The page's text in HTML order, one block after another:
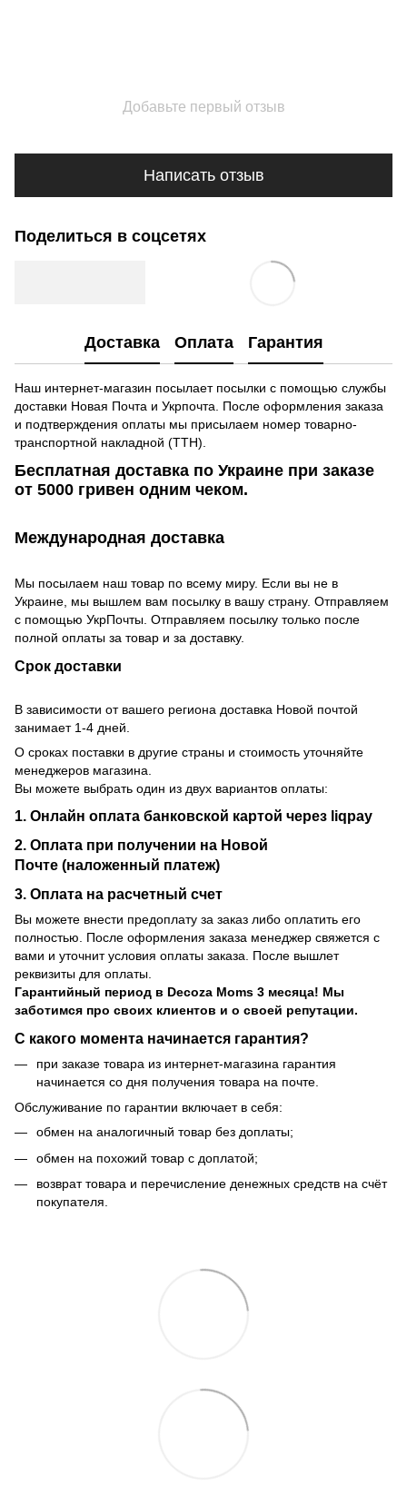
Добавьте первый отзыв
Написать отзыв
Поделиться в соцсетях
Доставка Оплата Гарантия
Наш интернет-магазин посылает посылки с помощью службы
доставки Новая Почта и Укрпочта. После оформления заказа
и подтверждения оплаты мы присылаем номер товарно-
транспортной накладной (ТТН).
Бесплатная доставка по Украине при заказе
от 5000 гривен одним чеком.
Международная доставка
Мы посылаем наш товар по всему миру. Если вы не в
Украине, мы вышлем вам посылку в вашу страну. Отправляем
с помощью УкрПочты. Отправляем посылку только после
полной оплаты за товар и за доставку.
Срок доставки
В зависимости от вашего региона доставка Новой почтой
занимает 1-4 дней.
О сроках поставки в другие страны и стоимость уточняйте
менеджеров магазина.
Вы можете выбрать один из двух вариантов оплаты:
1. Онлайн оплата банковской картой через liqpay
2. Оплата при получении на Новой
Почте (наложенный платеж)
3. Оплата на расчетный счет
Вы можете внести предоплату за заказ либо оплатить его
полностью. После оформления заказа менеджер свяжется с
вами и уточнит условия оплаты заказа. После вышлет
реквизиты для оплаты.
Гарантийный период в Decoza Moms 3 месяца! Мы
заботимся про своих клиентов и о своей репутации.
С какого момента начинается гарантия?
при заказе товара из интернет-магазина гарантия
начинается со дня получения товара на почте.
Обслуживание по гарантии включает в себя:
обмен на аналогичный товар без доплаты;
обмен на похожий товар с доплатой;
возврат товара и перечисление денежных средств на счёт
покупателя.